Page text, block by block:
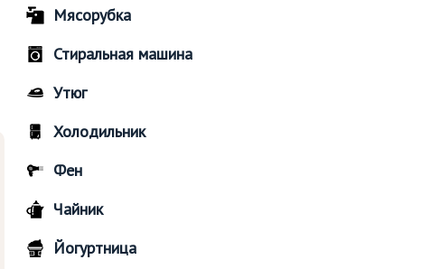
Мясорубка
Стиральная машина
Утюг
Холодильник
Фен
Чайник
Йогуртница